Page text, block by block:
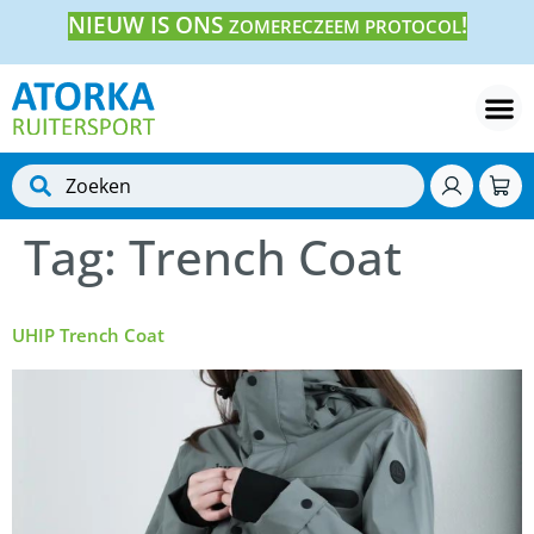
NIEUW IS ONS ZOMERECZEEM PROTOCOL!
Tag: Trench Coat
UHIP Trench Coat